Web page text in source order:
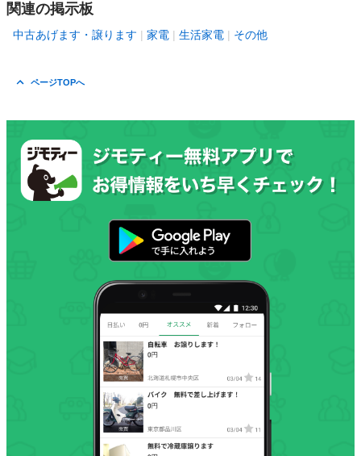
関連の掲示板
中古あげます・譲ります 家電 生活家電 その他
ページTOPへ